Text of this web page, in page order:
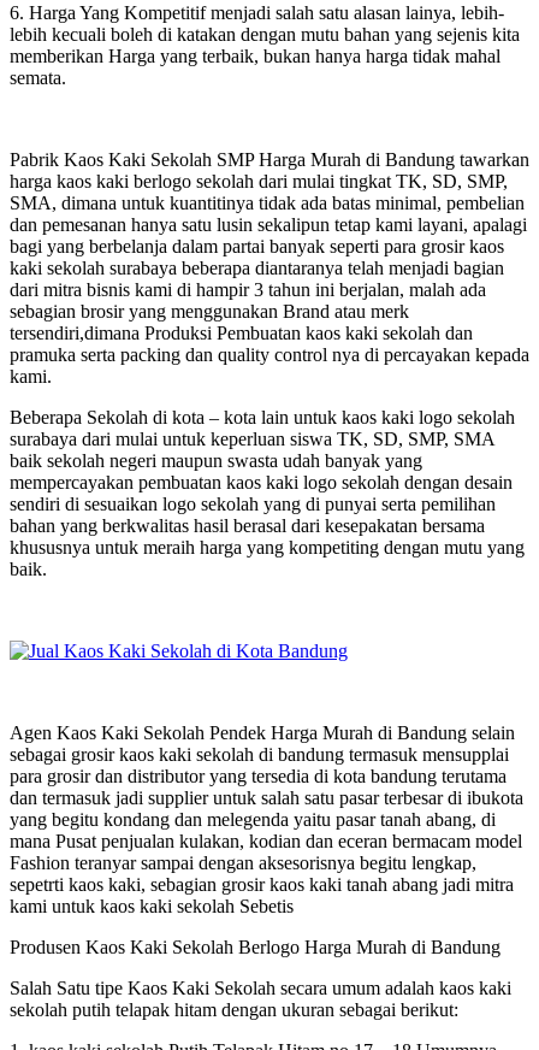
6. Harga Yang Kompetitif menjadi salah satu alasan lainya, lebih-
lebih kecuali boleh di katakan dengan mutu bahan yang sejenis kita
memberikan Harga yang terbaik, bukan hanya harga tidak mahal
semata.
Pabrik Kaos Kaki Sekolah SMP Harga Murah di Bandung tawarkan
harga kaos kaki berlogo sekolah dari mulai tingkat TK, SD, SMP,
SMA, dimana untuk kuantitinya tidak ada batas minimal, pembelian
dan pemesanan hanya satu lusin sekalipun tetap kami layani, apalagi
bagi yang berbelanja dalam partai banyak seperti para grosir kaos
kaki sekolah surabaya beberapa diantaranya telah menjadi bagian
dari mitra bisnis kami di hampir 3 tahun ini berjalan, malah ada
sebagian brosir yang menggunakan Brand atau merk
tersendiri,dimana Produksi Pembuatan kaos kaki sekolah dan
pramuka serta packing dan quality control nya di percayakan kepada
kami.
Beberapa Sekolah di kota – kota lain untuk kaos kaki logo sekolah
surabaya dari mulai untuk keperluan siswa TK, SD, SMP, SMA
baik sekolah negeri maupun swasta udah banyak yang
mempercayakan pembuatan kaos kaki logo sekolah dengan desain
sendiri di sesuaikan logo sekolah yang di punyai serta pemilihan
bahan yang berkwalitas hasil berasal dari kesepakatan bersama
khususnya untuk meraih harga yang kompetiting dengan mutu yang
baik.
Agen Kaos Kaki Sekolah Pendek Harga Murah di Bandung selain
sebagai grosir kaos kaki sekolah di bandung termasuk mensupplai
para grosir dan distributor yang tersedia di kota bandung terutama
dan termasuk jadi supplier untuk salah satu pasar terbesar di ibukota
yang begitu kondang dan melegenda yaitu pasar tanah abang, di
mana Pusat penjualan kulakan, kodian dan eceran bermacam model
Fashion teranyar sampai dengan aksesorisnya begitu lengkap,
sepetrti kaos kaki, sebagian grosir kaos kaki tanah abang jadi mitra
kami untuk kaos kaki sekolah Sebetis
Produsen Kaos Kaki Sekolah Berlogo Harga Murah di Bandung
Salah Satu tipe Kaos Kaki Sekolah secara umum adalah kaos kaki
sekolah putih telapak hitam dengan ukuran sebagai berikut: